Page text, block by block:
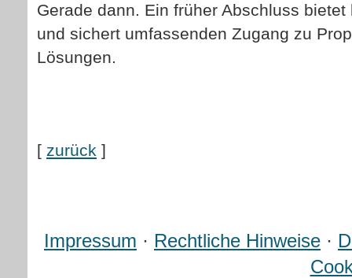
Gerade dann. Ein früher Abschluss
und sichert umfassenden Zugang zu
Lösungen.
[ zurück ]
Impressum · Rechtliche Hinweise ·